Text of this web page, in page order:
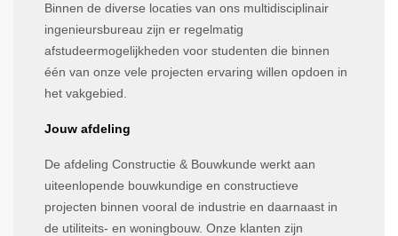
Binnen de diverse locaties van ons multidisciplinair
ingenieursbureau zijn er regelmatig
afstudeermogelijkheden voor studenten die binnen
één van onze vele projecten ervaring willen opdoen in
het vakgebied.
Jouw afdeling
De afdeling Constructie & Bouwkunde werkt aan
uiteenlopende bouwkundige en constructieve
projecten binnen vooral de industrie en daarnaast in
de utiliteits- en woningbouw. Onze klanten zijn